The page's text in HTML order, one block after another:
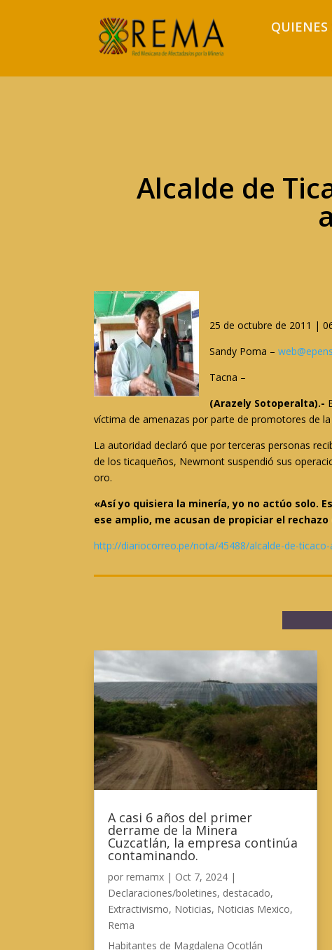
QUIENES
Alcalde de
25 de octubre de 2011 |
Sandy Poma –
Tacna –
(Arazely Sotoperalta).-
víctima de amenazas por parte de promotores de
La autoridad declaró que por terceras personas
de los ticaqueños, Newmont suspendió sus
oro.
«Así yo quisiera la minería, yo no actúo solo.
ese amplio, me acusan de propiciar el
http://diariocorreo.pe/nota/45488/alcalde-de-
A casi 6 años del primer
derrame de la Minera
Cuzcatlán, la empresa continúa
contaminando.
porremamx | Oct 7, 2024 |
Declaraciones/boletines, destacado,
Extractivismo, Noticias, Noticias Mexico,
Rema
Habitantes de Magdalena Ocotlán